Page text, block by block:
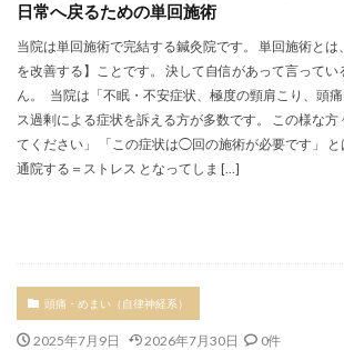
日常へ戻るための単回施術
当院は単回施術で完結する鍼灸院です。 単回施術と
を改善する】ことです。 決して自信があって言って
ん。 当院は「不眠・不安症状、極度の頸肩こり、頭
ス過剰による症状を訴える方が多数です。 この様な方
てください」 「この症状は◯回の施術が必要です」 と
通院する＝ストレス となってしま […]
頭痛・めまい（自律神経系）
2025年7月9日 2026年7月30日 0件